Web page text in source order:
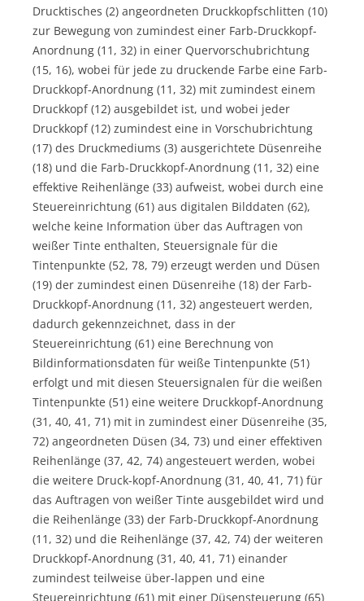
Drucktisches (2) angeordneten Druckkopfschlitten (10)
zur Bewegung von zumindest einer Farb-Druckkopf-
Anordnung (11, 32) in einer Quervorschubrichtung
(15, 16), wobei für jede zu druckende Farbe eine Farb-
Druckkopf-Anordnung (11, 32) mit zumindest einem
Druckkopf (12) ausgebildet ist, und wobei jeder
Druckkopf (12) zumindest eine in Vorschubrichtung
(17) des Druckmediums (3) ausgerichtete Düsenreihe
(18) und die Farb-Druckkopf-Anordnung (11, 32) eine
effektive Reihenlänge (33) aufweist, wobei durch eine
Steuereinrichtung (61) aus digitalen Bilddaten (62),
welche keine Information über das Auftragen von
weißer Tinte enthalten, Steuersignale für die
Tintenpunkte (52, 78, 79) erzeugt werden und Düsen
(19) der zumindest einen Düsenreihe (18) der Farb-
Druckkopf-Anordnung (11, 32) angesteuert werden,
dadurch gekennzeichnet, dass in der
Steuereinrichtung (61) eine Berechnung von
Bildinformationsdaten für weiße Tintenpunkte (51)
erfolgt und mit diesen Steuersignalen für die weißen
Tintenpunkte (51) eine weitere Druckkopf-Anordnung
(31, 40, 41, 71) mit in zumindest einer Düsenreihe (35,
72) angeordneten Düsen (34, 73) und einer effektiven
Reihenlänge (37, 42, 74) angesteuert werden, wobei
die weitere Druck-kopf-Anordnung (31, 40, 41, 71) für
das Auftragen von weißer Tinte ausgebildet wird und
die Reihenlänge (33) der Farb-Druckkopf-Anordnung
(11, 32) und die Reihenlänge (37, 42, 74) der weiteren
Druckkopf-Anordnung (31, 40, 41, 71) einander
zumindest teilweise über-lappen und eine
Steuereinrichtung (61) mit einer Düsensteuerung (65)